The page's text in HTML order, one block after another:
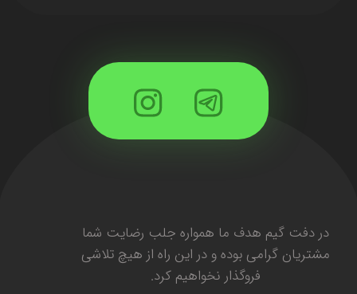
در دفت گیم هدف ما همواره جلب رضایت شما
مشتریان گرامی بوده و در این راه از هیچ تلاشی
فروگذار نخواهیم کرد.